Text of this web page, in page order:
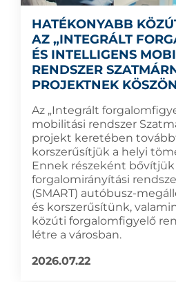
HATÉKONYABB
AZ „INTEGRÁLT
ÉS INTELLIGENS
RENDSZER
PROJEKTNEK
Az „Integrált
mobilitási rendszer
projekt keretében
korszerűsítjük a helyi
Ennek részeként bővítjük
forgalomirányítási
(SMART) autóbusz-
és korszerűsítünk,
közúti forgalomfigyelő
létre a városban.
2026.07.22